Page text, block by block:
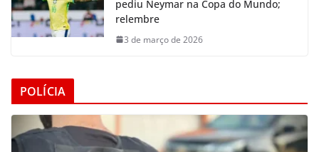
pediu Neymar na Copa do Mundo;
relembre
3 de março de 2026
POLÍCIA